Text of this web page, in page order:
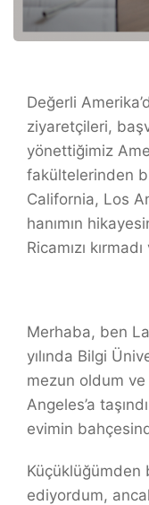
Değerli
ziyaretçileri,
yönettiğimiz
fakültelerinden
California, Los
hanımın
Ricamızı
Merhaba, ben
yılında Bilgi
mezun oldum
Angeles’a
evimin
Küçüklüğümden
ediyordum,